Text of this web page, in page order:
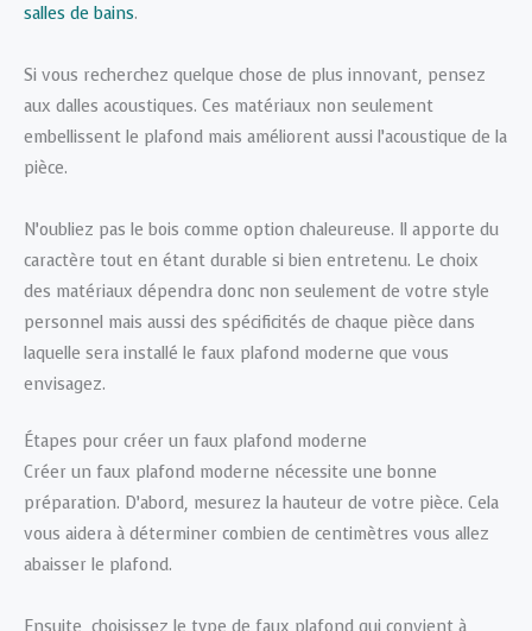
salles de bains.
Si vous recherchez quelque chose de plus innovant, pensez
aux dalles acoustiques. Ces matériaux non seulement
embellissent le plafond mais améliorent aussi l’acoustique de la
pièce.
N’oubliez pas le bois comme option chaleureuse. Il apporte du
caractère tout en étant durable si bien entretenu. Le choix
des matériaux dépendra donc non seulement de votre style
personnel mais aussi des spécificités de chaque pièce dans
laquelle sera installé le faux plafond moderne que vous
envisagez.
Étapes pour créer un faux plafond moderne
Créer un faux plafond moderne nécessite une bonne
préparation. D’abord, mesurez la hauteur de votre pièce. Cela
vous aidera à déterminer combien de centimètres vous allez
abaisser le plafond.